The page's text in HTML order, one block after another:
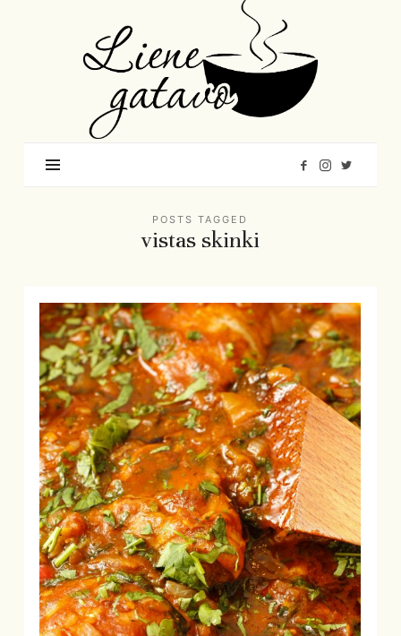
Gatavo
–
Mana
garšu
pasaule
POSTS TAGGED
vistas skinki